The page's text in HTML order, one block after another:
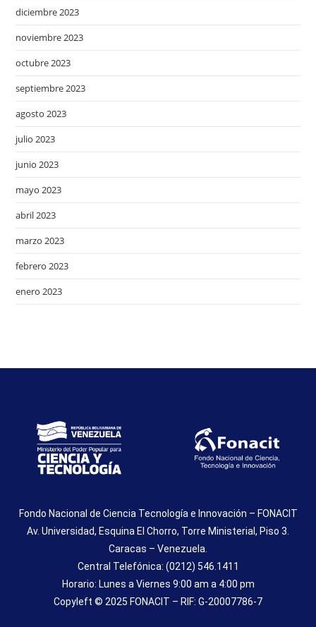
diciembre 2023
noviembre 2023
octubre 2023
septiembre 2023
agosto 2023
julio 2023
junio 2023
mayo 2023
abril 2023
marzo 2023
febrero 2023
enero 2023
Fondo Nacional de Ciencia Tecnología e Innovación – FONACIT
Av. Universidad, Esquina El Chorro, Torre Ministerial, Piso 3.
Caracas – Venezuela.
Central Telefónica: (0212) 546.1411
Horario: Lunes a Viernes 9:00 am a 4:00 pm
Copyleft © 2025 FONACIT – RIF: G-20007786-7